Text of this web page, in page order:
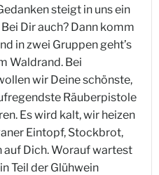
steigt in uns ein
Dir auch? Dann komm
in zwei Gruppen geht’s
Waldrand. Bei
wir Deine schönste,
Räuberpistole
Es wird kalt, wir heizen
Eintopf, Stockbrot,
auf Dich. Worauf wartest
Teil der Glühwein